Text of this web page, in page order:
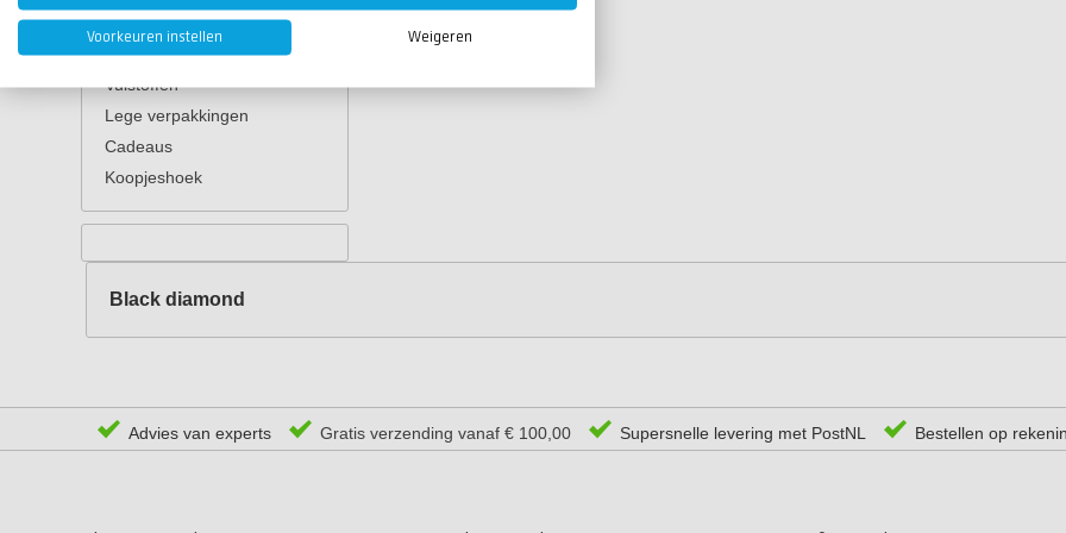
Kernmateriaal
Vacuümmaterialen
Vulstoffen
Lege verpakkingen
Cadeaus
Koopjeshoek
Black diamond
Advies van experts Gratis verzending vanaf € 100,00 Supersnelle levering met PostNL Bestellen op
Voorkeuren instellen Weigeren